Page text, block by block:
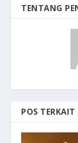
TENTANG
POS TERKAIT